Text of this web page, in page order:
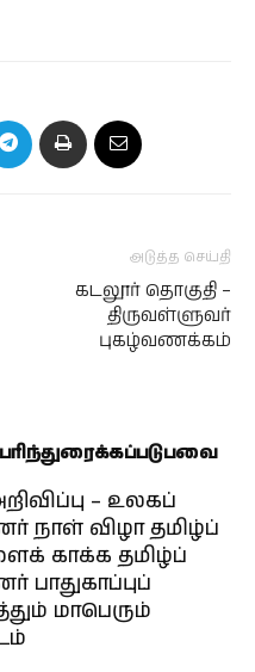
அடுத்த செய்தி
கடலூர் தொகுதி –
திருவள்ளுவர்
புகழ்வணக்கம்
பரிந்துரைக்கப்படுபவை
– உலகப்
நாள் விழா தமிழ்ப்
காக்க தமிழ்ப்
பாதுகாப்புப்
மாபெரும்